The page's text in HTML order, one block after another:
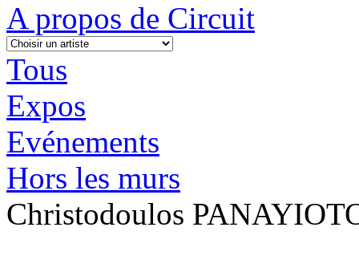
A propos de Circuit
Tous
Expos
Evénements
Hors les murs
Christodoulos